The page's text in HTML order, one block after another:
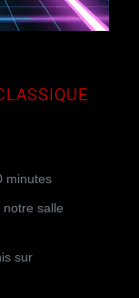
minutes
salle
sur